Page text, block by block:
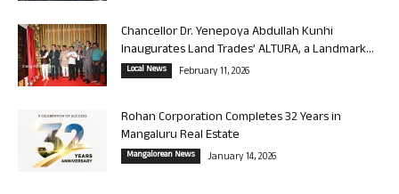
Chancellor Dr. Yenepoya Abdullah Kunhi
Inaugurates Land Trades’ ALTURA, a Landmark...
Local News February 11, 2026
Rohan Corporation Completes 32 Years in
Mangaluru Real Estate
Mangalorean News January 14, 2026